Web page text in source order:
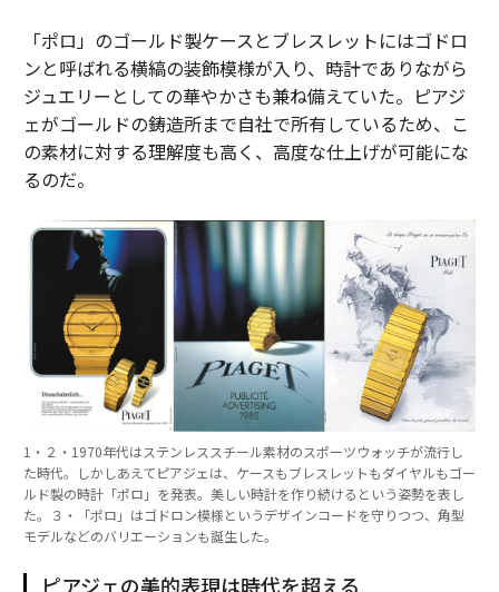
「ポロ」のゴールド製ケースとブレスレットにはゴドロ
ンと呼ばれる横縞の装飾模様が入り、時計でありながら
ジュエリーとしての華やかさも兼ね備えていた。ピアジ
ェがゴールドの鋳造所まで自社で所有しているため、こ
の素材に対する理解度も高く、高度な仕上げが可能にな
るのだ。
1・２・1970年代はステンレススチール素材のスポーツウォッチが流行し
た時代。しかしあえてピアジェは、ケースもブレスレットもダイヤルもゴー
ルド製の時計「ポロ」を発表。美しい時計を作り続けるという姿勢を表し
た。３・「ポロ」はゴドロン模様というデザインコードを守りつつ、角型
モデルなどのバリエーションも誕生した。
ピアジェの美的表現は時代を超える